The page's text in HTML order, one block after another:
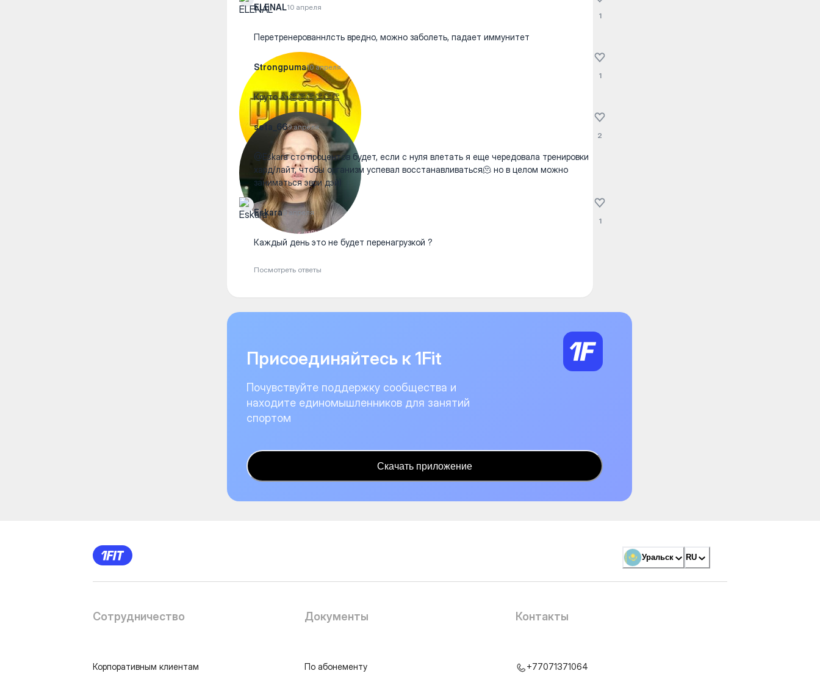
ELENAL10 апреля
Перетренерованнлсть вредно, можно заболеть, падает иммунитет
1
Strongpuma10 апреля
Круто 👍👏👏👏👏👏👏
1
seta_669 апреля
@Eskara сто процентов будет, если с нуля влетать я еще чередовала тренировки
хард/лайт, чтобы организм успевал восстанавливаться🫠 но в целом можно
заниматься эври дэй)
2
Eskara9 апреля
Каждый день это не будет перенагрузкой ?
Посмотреть ответы
1
Присоединяйтесь к 1Fit
Почувствуйте поддержку сообщества и
находите единомышленников для занятий
спортом
Скачать приложение
Уральск RU
Сотрудничество
Корпоративным клиентам
Документы
По абонементу
Контакты
+77071371064